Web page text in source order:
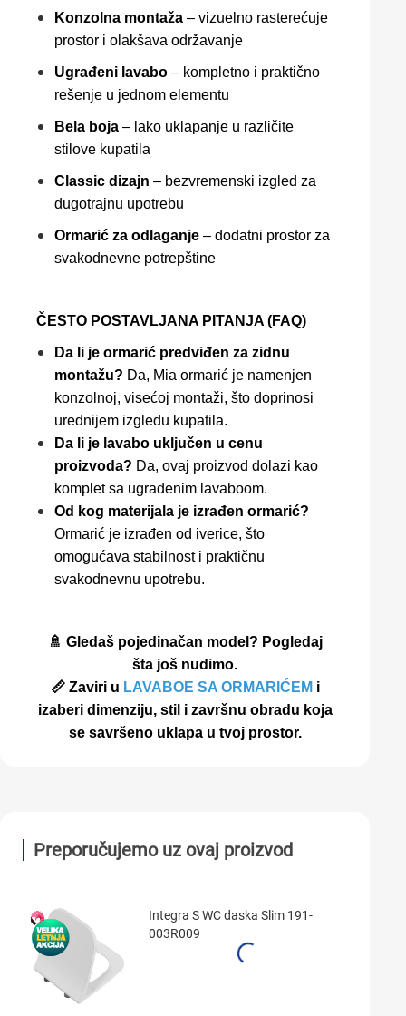
Konzolna montaža – vizuelno rasterećuje
prostor i olakšava održavanje
Ugrađeni lavabo – kompletno i praktično
rešenje u jednom elementu
Bela boja – lako uklapanje u različite
stilove kupatila
Classic dizajn – bezvremenski izgled za
dugotrajnu upotrebu
Ormarić za odlaganje – dodatni prostor za
svakodnevne potrepštine
ČESTO POSTAVLJANA PITANJA (FAQ)
Da li je ormarić predviđen za zidnu
montažu? Da, Mia ormarić je namenjen
konzolnoj, visećoj montaži, što doprinosi
urednijem izgledu kupatila.
Da li je lavabo uključen u cenu
proizvoda? Da, ovaj proizvod dolazi kao
komplet sa ugrađenim lavaboom.
Od kog materijala je izrađen ormarić?
Ormarić je izrađen od iverice, što
omogućava stabilnost i praktičnu
svakodnevnu upotrebu.
🚿 Gledaš pojedinačan model? Pogledaj
šta još nudimo.
📏 Zaviri u LAVABOE SA ORMARIĆEM i
izaberi dimenziju, stil i završnu obradu koja
se savršeno uklapa u tvoj prostor.
Preporučujemo uz ovaj proizvod
Integra S WC daska Slim 191-
003R009